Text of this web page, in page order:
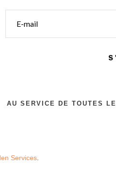
AU SERVICE DE TOUTES
Services